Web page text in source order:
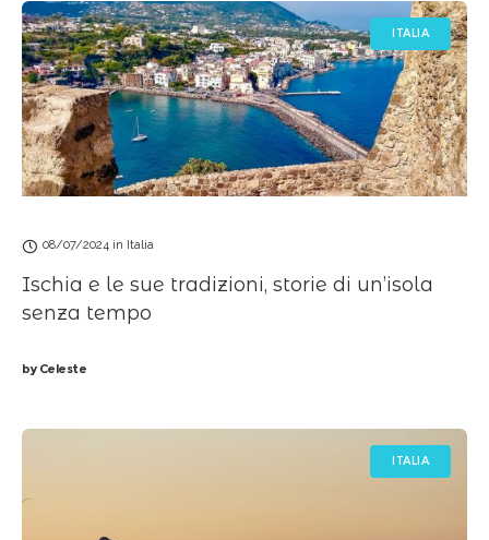
ITALIA
08/07/2024 in Italia
Ischia e le sue tradizioni, storie di un’isola
senza tempo
byCeleste
ITALIA